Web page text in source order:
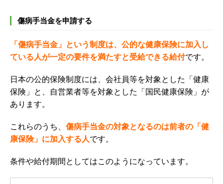
傷病手当金を申請する
「傷病手当金」という制度は、公的な健康保険に加入し
ている人が一定の要件を満たすと受給できる給付です。
日本の公的保険制度には、 会社員等を対象とした「健康
保険」
と、 自営業者等を対象とした「国民健康保険」 が
あります。
これらのうち、 傷病手当金の対象となるのは前者の「健
康保険」に加入する人です。
条件や給付期間としてはこのようになっています。